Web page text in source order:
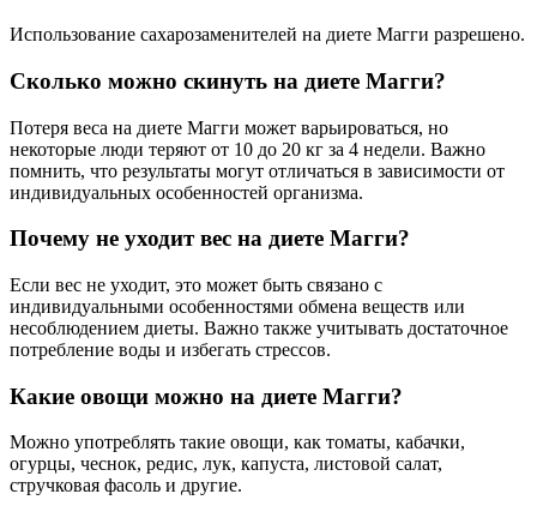
Использование сахарозаменителей на диете Магги разрешено.
Сколько можно скинуть на диете Магги?
Потеря веса на диете Магги может варьироваться, но
некоторые люди теряют от 10 до 20 кг за 4 недели. Важно
помнить, что результаты могут отличаться в зависимости от
индивидуальных особенностей организма.
Почему не уходит вес на диете Магги?
Если вес не уходит, это может быть связано с
индивидуальными особенностями обмена веществ или
несоблюдением диеты. Важно также учитывать достаточное
потребление воды и избегать стрессов.
Какие овощи можно на диете Магги?
Можно употреблять такие овощи, как томаты, кабачки,
огурцы, чеснок, редис, лук, капуста, листовой салат,
стручковая фасоль и другие.